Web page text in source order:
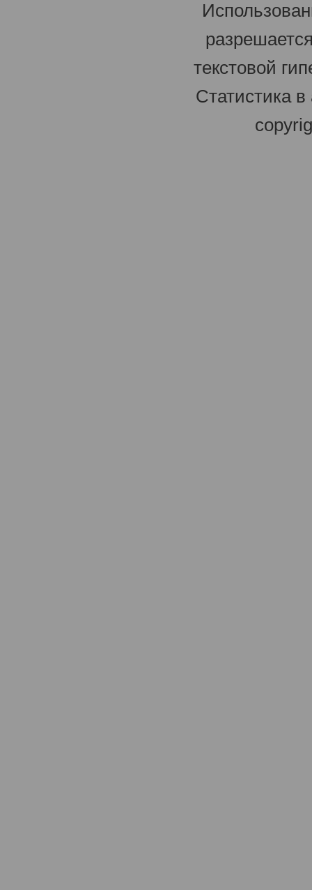
текстовой
Статистика